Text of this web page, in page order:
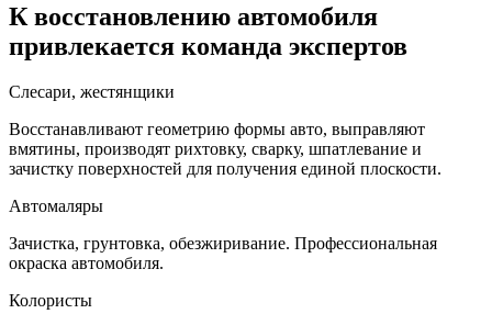
К восстановлению автомобиля
привлекается команда экспертов
Слесари, жестянщики
Восстанавливают геометрию формы авто, выправляют
вмятины, производят рихтовку, сварку, шпатлевание и
зачистку поверхностей для получения единой плоскости.
Автомаляры
Зачистка, грунтовка, обезжиривание. Профессиональная
окраска автомобиля.
Колористы